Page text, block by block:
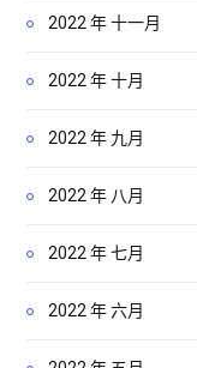
2022 年 十一月
2022 年 十月
2022 年 九月
2022 年 八月
2022 年 七月
2022 年 六月